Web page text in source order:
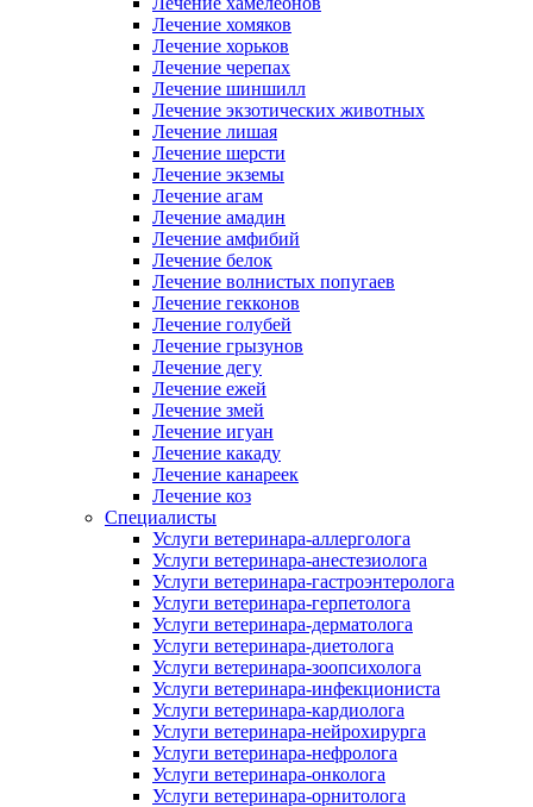
Лечение хомяков
Лечение хорьков
Лечение черепах
Лечение шиншилл
Лечение экзотических животных
Лечение лишая
Лечение шерсти
Лечение экземы
Лечение агам
Лечение амадин
Лечение амфибий
Лечение белок
Лечение волнистых попугаев
Лечение гекконов
Лечение голубей
Лечение грызунов
Лечение дегу
Лечение ежей
Лечение змей
Лечение игуан
Лечение какаду
Лечение канареек
Лечение коз
Специалисты
Услуги ветеринара-аллерголога
Услуги ветеринара-анестезиолога
Услуги ветеринара-гастроэнтеролога
Услуги ветеринара-герпетолога
Услуги ветеринара-дерматолога
Услуги ветеринара-диетолога
Услуги ветеринара-зоопсихолога
Услуги ветеринара-инфекциониста
Услуги ветеринара-кардиолога
Услуги ветеринара-нейрохирурга
Услуги ветеринара-нефролога
Услуги ветеринара-онколога
Услуги ветеринара-орнитолога